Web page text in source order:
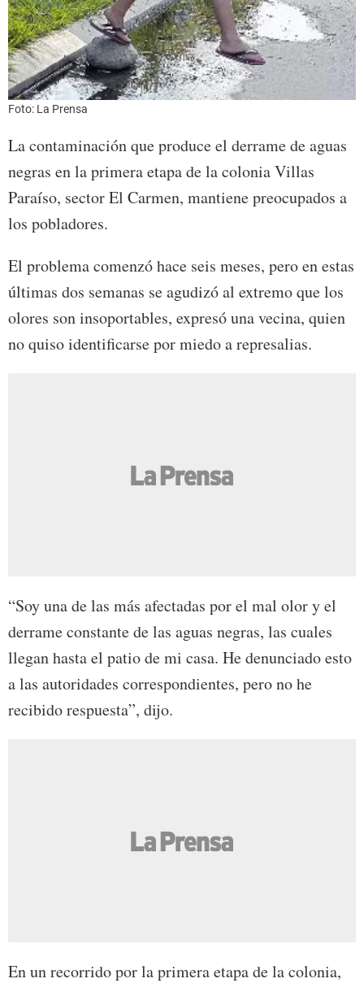
Foto: La Prensa
La contaminación que produce el derrame de aguas
negras en la primera etapa de la colonia Villas
Paraíso, sector El Carmen, mantiene preocupados a
los pobladores.
El problema comenzó hace seis meses, pero en estas
últimas dos semanas se agudizó al extremo que los
olores son insoportables, expresó una vecina, quien
no quiso identificarse por miedo a represalias.
“Soy una de las más afectadas por el mal olor y el
derrame constante de las aguas negras, las cuales
llegan hasta el patio de mi casa. He denunciado esto
a las autoridades correspondientes, pero no he
recibido respuesta”, dijo.
En un recorrido por la primera etapa de la colonia,